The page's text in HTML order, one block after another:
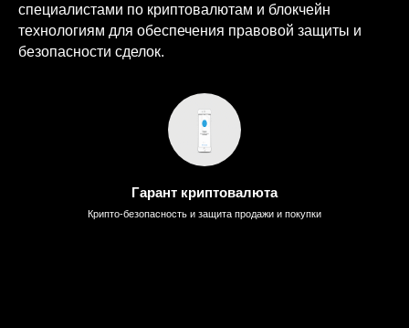
специалистами по криптовалютам и блокчейн
технологиям для обеспечения правовой защиты и
безопасности сделок.
Гарант криптовалюта
Крипто-безопасность и защита продажи и покупки